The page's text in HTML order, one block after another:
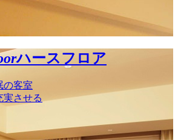
ハースフロア
の客室
実させる